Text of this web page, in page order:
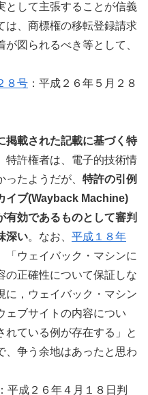
として主張することが信義
は、商標権の移転登録請求
図られるべき等として、
８号 ：平成２６年５月２８
掲載された記載に基づく特
特許権者は、電子的技術情
たようだが、 特許の引例
イブ(Wayback Machine)
有効であるものとして審判
深い。なお、 平成１８年
「ウェイバック・マシンに
の正確性について保証しな
に，ウェイバック・マシン
ェブサイトの内容につい
れている例が存在する」と
、争う余地はあったと思わ
：平成２６年４月１８日判